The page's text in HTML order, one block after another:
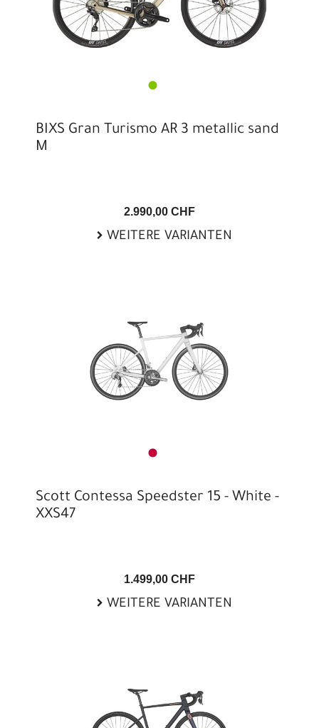
BIXS Gran Turismo AR 3 metallic sand
M
2.990,00 CHF
WEITERE VARIANTEN
Scott Contessa Speedster 15 - White -
XXS47
1.499,00 CHF
WEITERE VARIANTEN